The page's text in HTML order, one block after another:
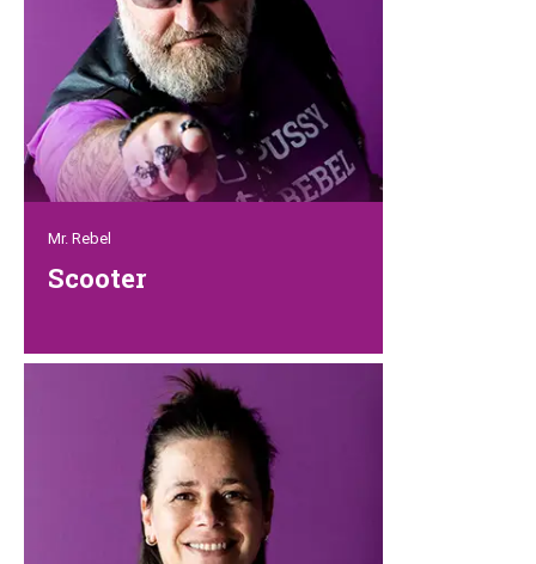
Mr. Rebel
Scooter
martialische Typ mit seinem langen Bart
und seinen Tätowierungen sieht
gefährlich aus ist aber in Wirklichkeit
supercool, megalieb und ein echter
Tierfreund. Er ist stets für einen da und
immer hilfsbereit. Man kann ihn zu jeder
Tages- und Nachtzeit anrufen und er ist
sofort zur Stelle. Tipp: Wenn du ihn mal